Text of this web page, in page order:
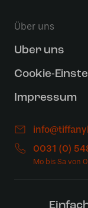
Über uns
Uber uns
Cookie-
Impressum
0031 (0)